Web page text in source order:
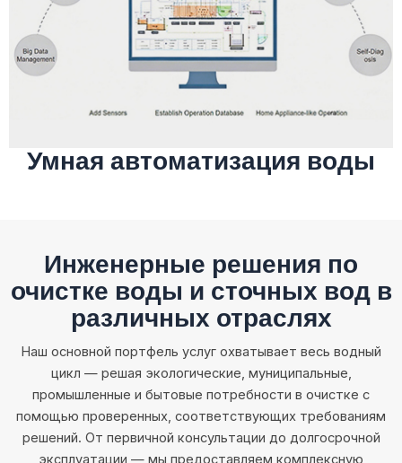
Система интеллектуальных решений на
базе искусственного интеллекта для
сквозной очистки сточных вод
Умная автоматизация воды
Инженерные решения по
очистке воды и сточных вод в
различных отраслях
Наш основной портфель услуг охватывает весь водный
цикл — решая экологические, муниципальные,
промышленные и бытовые потребности в очистке с
помощью проверенных, соответствующих требованиям
решений. От первичной консультации до долгосрочной